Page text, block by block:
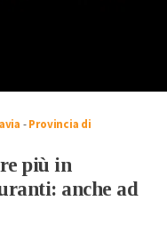
-Provincia di
più in
anche ad